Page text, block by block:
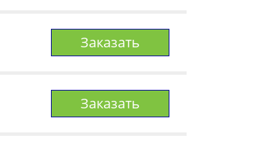
Заказать
Заказать